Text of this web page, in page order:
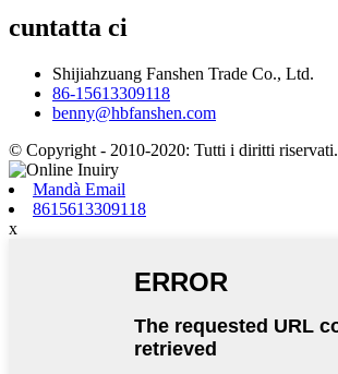
cuntatta ci
Shijiahzuang Fanshen Trade Co., Ltd.
86-15613309118
benny@hbfanshen.com
© Copyright - 2010-2020: Tutti i diritti riservati.
Mandà Email
8615613309118
x